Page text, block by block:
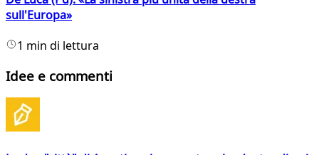
sull'Europa»
1 min di lettura
Idee e commenti